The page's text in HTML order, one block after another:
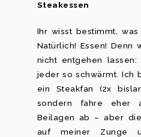
Steakessen
Ihr wisst bestimmt,
Natürlich! Essen! Denn
nicht entgehen
jeder so schwärmt. Ich
ein Steakfan (2x
sondern fahre eher
Beilagen ab – aber
auf meiner Zunge